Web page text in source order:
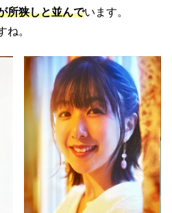
所狭しと並んでいます。
ね。